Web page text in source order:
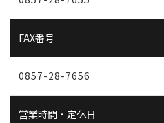
FAX番号
0857-28-7656
営業時間・定休日